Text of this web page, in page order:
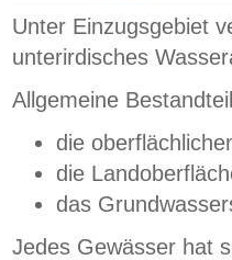
Unter Einzugsgebiet
unterirdisches
Allgemeine
die
die
das
Jedes Gewässer hat